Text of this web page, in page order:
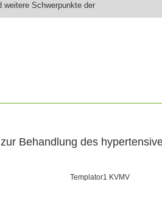
Schwerpunkte der
Behandlung des
Templator1 KVMV